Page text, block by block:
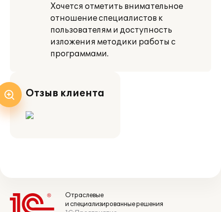
Хочется отметить внимательное
отношение специалистов к
пользователям и доступность
изложения методики работы с
программами.
Отзыв клиента
Отраслевые
и специализированные решения